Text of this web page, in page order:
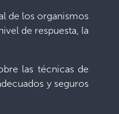
de los organismos
de respuesta, la
las técnicas de
y seguros